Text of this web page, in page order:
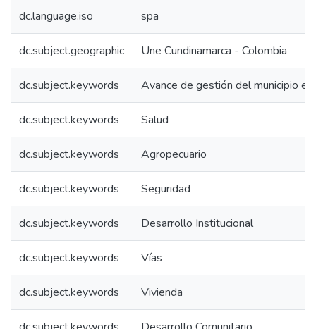
dc.language.iso spa
dc.subject.geographic Une Cundinamarca - Colombia
dc.subject.keywords Avance de gestión del municipio
dc.subject.keywords Salud
dc.subject.keywords Agropecuario
dc.subject.keywords Seguridad
dc.subject.keywords Desarrollo Institucional
dc.subject.keywords Vías
dc.subject.keywords Vivienda